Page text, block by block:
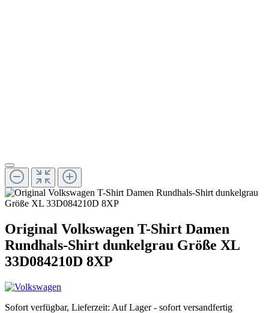
Original Volkswagen T-Shirt Damen
Rundhals-Shirt dunkelgrau Größe XL
33D084210D 8XP
Sofort verfügbar, Lieferzeit: Auf Lager - sofort versandfertig